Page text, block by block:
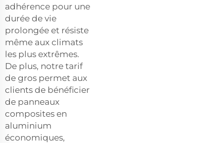
adhérence pour une
durée de vie
prolongée et résiste
même aux climats
les plus extrêmes.
De plus, notre tarif
de gros permet aux
clients de bénéficier
de panneaux
composites en
aluminium
économiques,